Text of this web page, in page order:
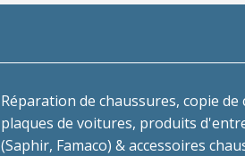
Réparation de chaussures, copie de
plaques de voitures, produits
(Saphir, Famaco) & accessoires